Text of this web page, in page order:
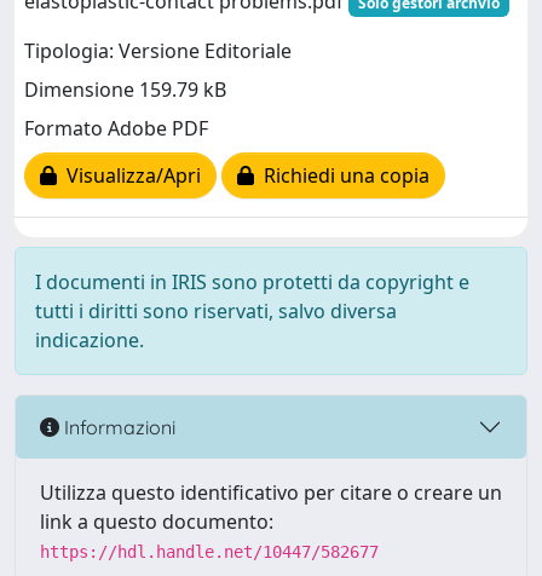
Tipologia: Versione Editoriale
Dimensione 159.79 kB
Formato Adobe PDF
Visualizza/Apri
Richiedi una copia
I documenti in IRIS sono protetti da copyright e
tutti i diritti sono riservati, salvo diversa
indicazione.
Informazioni
Utilizza questo identificativo per citare o creare un
link a questo documento:
https://hdl.handle.net/10447/582677